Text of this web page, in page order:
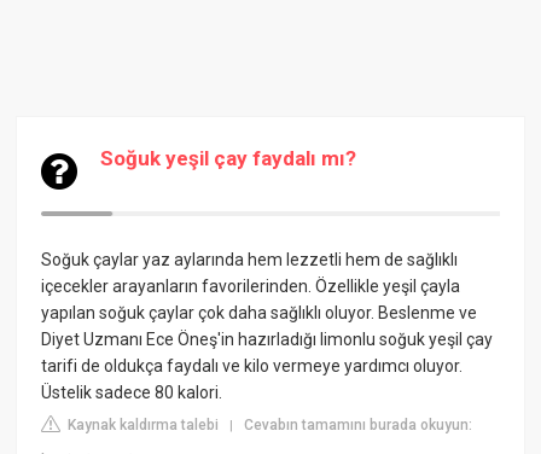
Soğuk yeşil çay faydalı mı?
Soğuk çaylar yaz aylarında hem lezzetli hem de sağlıklı
içecekler arayanların favorilerinden. Özellikle yeşil çayla
yapılan soğuk çaylar çok daha sağlıklı oluyor. Beslenme ve
Diyet Uzmanı Ece Öneş'in hazırladığı limonlu soğuk yeşil çay
tarifi de oldukça faydalı ve kilo vermeye yardımcı oluyor.
Üstelik sadece 80 kalori.
Kaynak kaldırma talebi |Cevabın tamamını burada okuyun: